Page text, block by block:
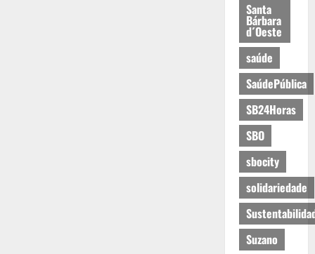
Santa
Bárbara
d´Oeste
saúde
SaúdePública
SB24Horas
SBO
sbocity
solidariedade
Suzano